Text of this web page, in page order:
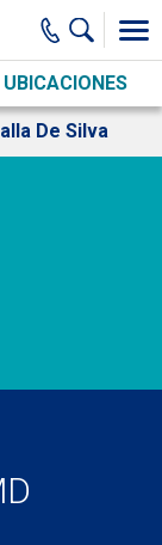
UBICACIONES
De Silva